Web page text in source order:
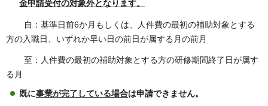
金申請受付の対象外となります。
自：基準日前6か月もしくは、人件費の最初の補助対象とする
方の入職日、いずれか早い日の前日が属する月の前月
至：人件費の最初の補助対象とする方の研修期間終了日が属す
る月
既に事業が完了している場合は申請できません。